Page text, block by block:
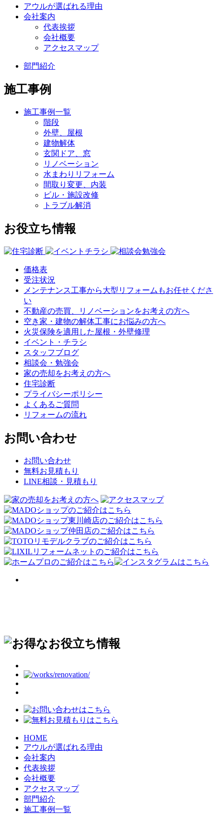
アウルが選ばれる理由
会社案内
代表挨拶
会社概要
アクセスマップ
部門紹介
施工事例
施工事例一覧
階段
外壁、屋根
建物解体
玄関ドア、窓
リノベーション
水まわりリフォーム
間取り変更、内装
ビル・施設改修
トラブル解消
お役立ち情報
価格表
受注状況
メンテナンス工事から大型リフォームもお任せくださ
い
不動産の売買、リノベーションをお考えの方へ
空き家・建物の解体工事にお悩みの方へ
火災保険を適用した屋根・外壁修理
イベント・チラシ
スタッフブログ
相談会・勉強会
家の売却をお考えの方へ
住宅診断
プライバシーポリシー
よくあるご質問
リフォームの流れ
お問い合わせ
お問い合わせ
無料お見積もり
LINE相談・見積もり
HOME
アウルが選ばれる理由
会社案内
代表挨拶
会社概要
アクセスマップ
部門紹介
施工事例一覧